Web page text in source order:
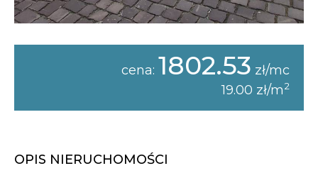
cena: 1802.53 zł/mc
19.00 zł/m2
OPIS NIERUCHOMOŚCI